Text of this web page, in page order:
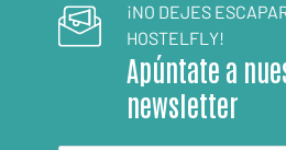
¡NO DEJES
HOSTELFLY!
Apúntate a
newsletter